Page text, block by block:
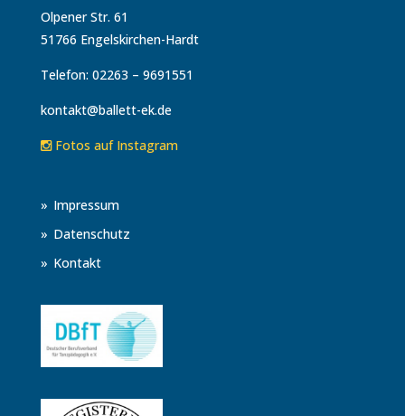
Olpener Str. 61
51766 Engelskirchen-Hardt
Telefon: 02263 – 9691551
kontakt@ballett-ek.de
Fotos auf Instagram
Impressum
Datenschutz
Kontakt